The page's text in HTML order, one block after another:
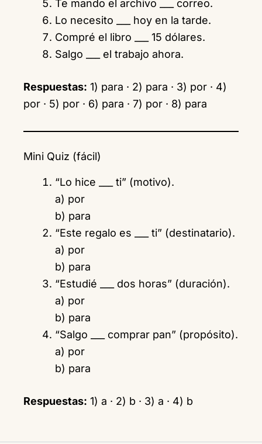
Te mando el archivo ___ correo.
Lo necesito ___ hoy en la tarde.
Compré el libro ___ 15 dólares.
Salgo ___ el trabajo ahora.
Respuestas: 1) para · 2) para · 3) por · 4)
por · 5) por · 6) para · 7) por · 8) para
Mini Quiz (fácil)
“Lo hice ___ ti” (motivo).
a) por
b) para
“Este regalo es ___ ti” (destinatario).
a) por
b) para
“Estudié ___ dos horas” (duración).
a) por
b) para
“Salgo ___ comprar pan” (propósito).
a) por
b) para
Respuestas: 1) a · 2) b · 3) a · 4) b